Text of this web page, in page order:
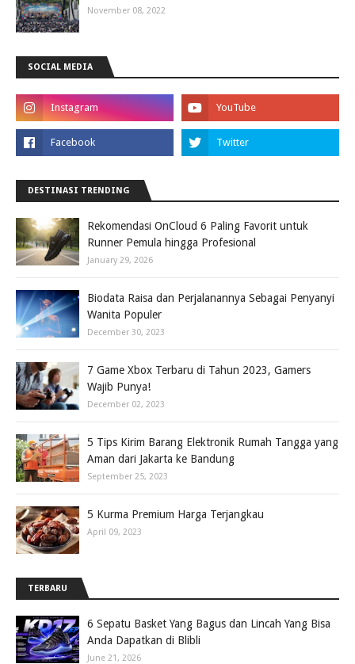
November 08, 2022
SOCIAL MEDIA
DESTINASI TRENDING
Rekomendasi OnCloud 6 Paling Favorit untuk
Runner Pemula hingga Profesional
January 29, 2026
Biodata Raisa dan Perjalanannya Sebagai Penyanyi
Wanita Populer
December 30, 2023
7 Game Xbox Terbaru di Tahun 2023, Gamers
Wajib Punya!
December 02, 2023
5 Tips Kirim Barang Elektronik Rumah Tangga yang
Aman dari Jakarta ke Bandung
September 25, 2023
5 Kurma Premium Harga Terjangkau
April 09, 2023
TERBARU
6 Sepatu Basket Yang Bagus dan Lincah Yang Bisa
Anda Dapatkan di Blibli
June 21, 2026